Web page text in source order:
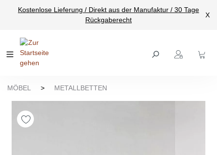
springen
Kostenlose Lieferung / Direkt aus der Manufaktur / 30 Tage
Rückgaberecht
X
MÖBEL > METALLBETTEN